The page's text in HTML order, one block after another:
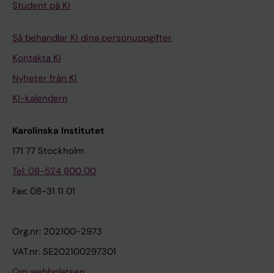
Student på KI
Så behandlar KI dina personuppgifter
Kontakta KI
Nyheter från KI
KI-kalendern
Karolinska Institutet
171 77 Stockholm
Tel: 08-524 800 00
Fax: 08-31 11 01
Org.nr: 202100-2973
VAT.nr: SE202100297301